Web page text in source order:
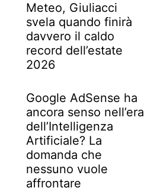
Meteo, Giuliacci
svela quando finirà
davvero il caldo
record dell’estate
2026
Google AdSense ha
ancora senso nell’era
dell’Intelligenza
Artificiale? La
domanda che
nessuno vuole
affrontare